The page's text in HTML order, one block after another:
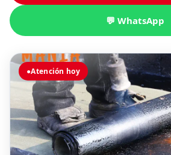
💬 WhatsApp
●Atención hoy